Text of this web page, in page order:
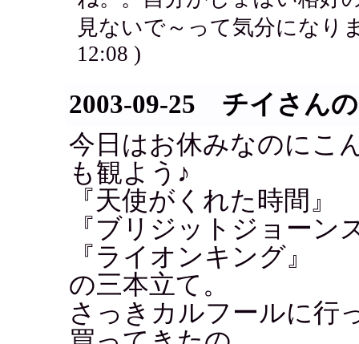
見ないで～って気分になり
12:08 )
2003-09-25 チイさん
今日はお休みなのにこ
も観よう♪
『天使がくれた時間』
『ブリジットジョーン
『ライオンキング』
の三本立て。
さっきカルフールに行